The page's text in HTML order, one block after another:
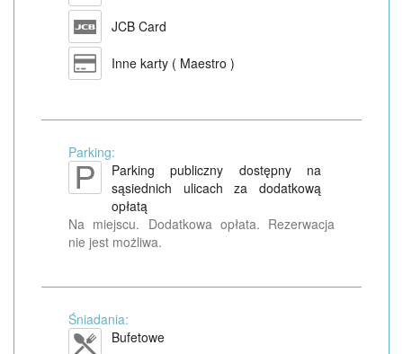
JCB Card
Inne karty ( Maestro )
Parking:
Parking publiczny dostępny na
sąsiednich ulicach za dodatkową
opłatą
Na miejscu. Dodatkowa opłata. Rezerwacja
nie jest możliwa.
Śniadania:
Bufetowe